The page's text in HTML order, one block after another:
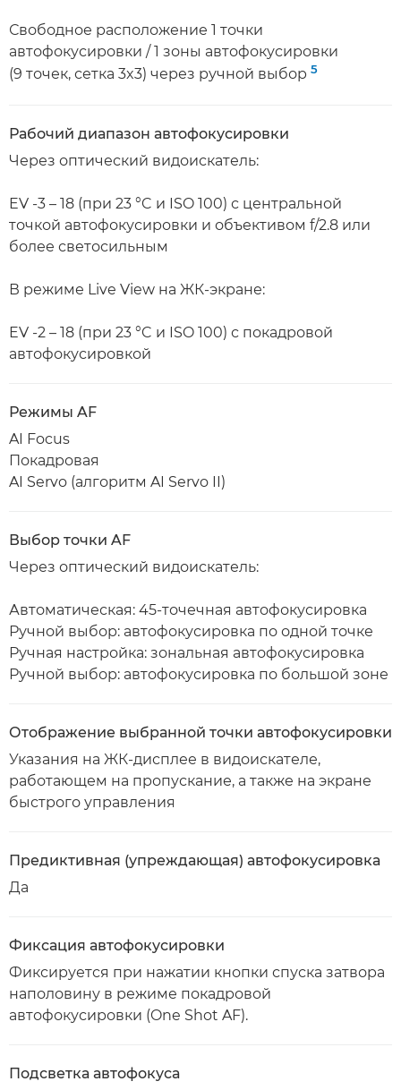
Свободное расположение 1 точки
автофокусировки / 1 зоны автофокусировки
(9 точек, сетка 3x3) через ручной выбор 5
Рабочий диапазон автофокусировки
Через оптический видоискатель:
EV -3 – 18 (при 23 °C и ISO 100) с центральной
точкой автофокусировки и объективом f/2.8 или
более светосильным
В режиме Live View на ЖК-экране:
EV -2 – 18 (при 23 °C и ISO 100) с покадровой
автофокусировкой
Режимы AF
AI Focus
Покадровая
AI Servo (алгоритм AI Servo II)
Выбор точки AF
Через оптический видоискатель:
Автоматическая: 45-точечная автофокусировка
Ручной выбор: автофокусировка по одной точке
Ручная настройка: зональная автофокусировка
Ручной выбор: автофокусировка по большой зоне
Отображение выбранной точки автофокусировки
Указания на ЖК-дисплее в видоискателе,
работающем на пропускание, а также на экране
быстрого управления
Предиктивная (упреждающая) автофокусировка
Да
Фиксация автофокусировки
Фиксируется при нажатии кнопки спуска затвора
наполовину в режиме покадровой
автофокусировки (One Shot AF).
Подсветка автофокуса